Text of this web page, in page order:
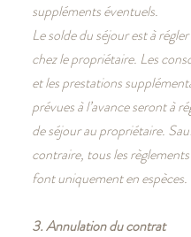
suppléments éventuels.
Le solde du séjour est à régler
chez le propriétaire. Les
et les prestations
prévues à l’avance seront à
de séjour au propriétaire.
contraire, tous les
font uniquement en espèces.
3. Annulation du contrat